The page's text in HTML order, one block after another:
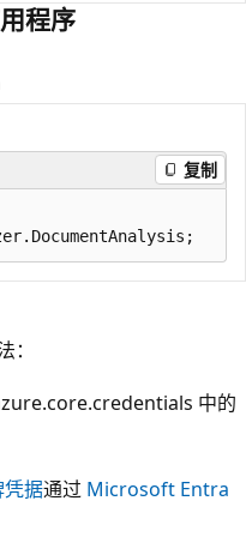
程序
复制
中的
据通过 Microsoft Entra